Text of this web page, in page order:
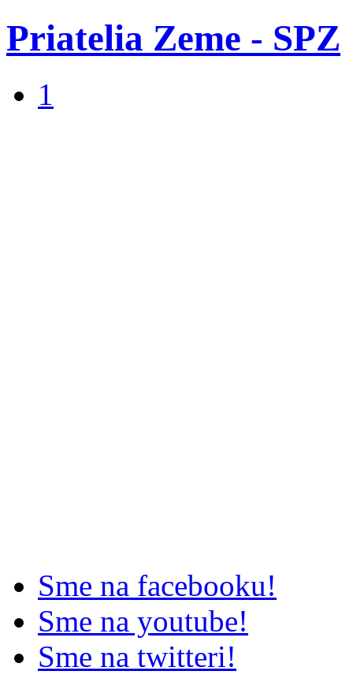
Priatelia Zeme - SPZ
1
Sme na facebooku!
Sme na youtube!
Sme na twitteri!